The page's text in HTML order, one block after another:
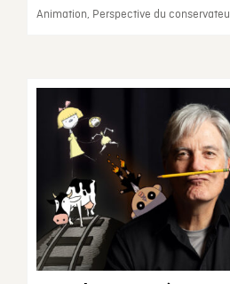
Animation, Perspective du